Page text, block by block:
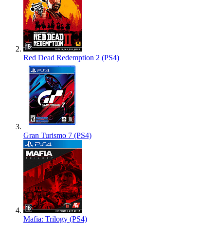
Red Dead Redemption 2 (PS4)
Gran Turismo 7 (PS4)
Mafia: Trilogy (PS4)